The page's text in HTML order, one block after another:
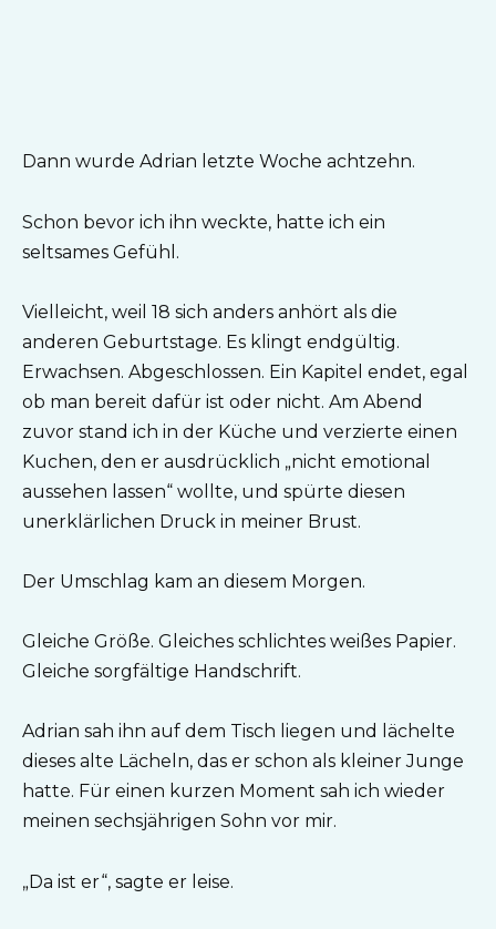
Dann wurde Adrian letzte Woche achtzehn.
Schon bevor ich ihn weckte, hatte ich ein
seltsames Gefühl.
Vielleicht, weil 18 sich anders anhört als die
anderen Geburtstage. Es klingt endgültig.
Erwachsen. Abgeschlossen. Ein Kapitel endet, egal
ob man bereit dafür ist oder nicht. Am Abend
zuvor stand ich in der Küche und verzierte einen
Kuchen, den er ausdrücklich „nicht emotional
aussehen lassen“ wollte, und spürte diesen
unerklärlichen Druck in meiner Brust.
Der Umschlag kam an diesem Morgen.
Gleiche Größe. Gleiches schlichtes weißes Papier.
Gleiche sorgfältige Handschrift.
Adrian sah ihn auf dem Tisch liegen und lächelte
dieses alte Lächeln, das er schon als kleiner Junge
hatte. Für einen kurzen Moment sah ich wieder
meinen sechsjährigen Sohn vor mir.
„Da ist er“, sagte er leise.